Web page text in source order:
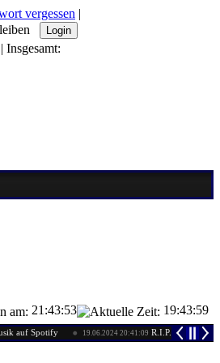
vergessen |
Insgesamt:
21:43:53 19:44:00
Spotify 19.06.2024 20:41:09R.I.P. MaZzIMo24